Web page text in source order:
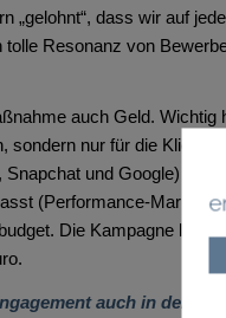
„gelohnt“, dass wir auf
Resonanz von
auch Geld.
sondern nur für die Klicks
und Google) mit
(Performance-
Die Kampagne läuft
auch in den